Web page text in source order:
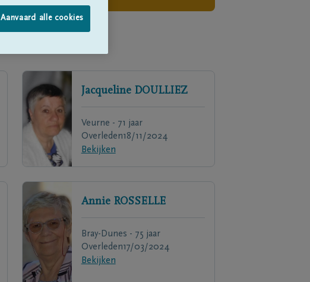
Jacqueline DOULLIEZ
Veurne - 71 jaar
Overleden18/11/2024
Bekijken
Annie ROSSELLE
Bray-Dunes - 75 jaar
Overleden17/03/2024
Bekijken
Aanvaard alle cookies